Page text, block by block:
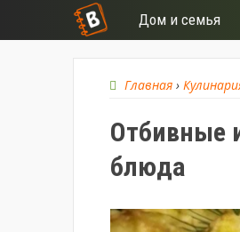
Дом и семья
Главная ›
Отбивные
блюда